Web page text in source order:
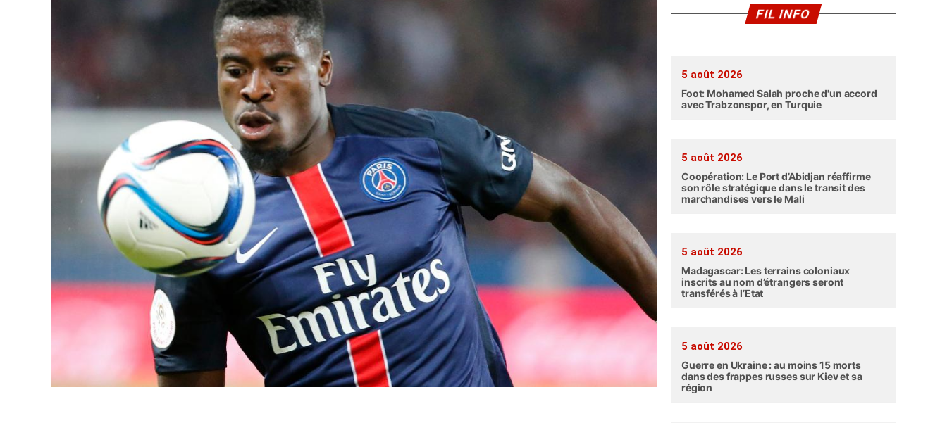
FIL INFO
5 août 2026
Foot: Mohamed Salah proche d'un accord
avec Trabzonspor, en Turquie
5 août 2026
Coopération: Le Port d’Abidjan réaffirme
son rôle stratégique dans le transit des
marchandises vers le Mali
5 août 2026
Madagascar: Les terrains coloniaux
inscrits au nom d’étrangers seront
transférés à l’Etat
5 août 2026
Guerre en Ukraine : au moins 15 morts
dans des frappes russes sur Kiev et sa
région